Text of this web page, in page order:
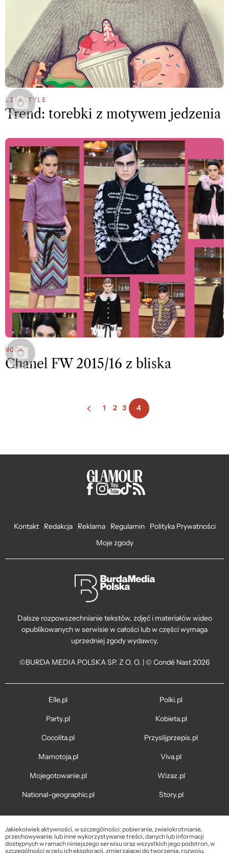
LIFESTYLE
Trend: torebki z motywem jedzenia
MODA
Chanel FW 2015/16 z bliska
1 2 3 4
Kontakt Redakcja Reklama Regulamin
Polityka Prywatności
Moje zgody
Dalsze rozpowszechnianie tekstów, zdjęć i materiałów wideo
opublikowanych w serwisie w całości lub w części wymaga
uprzedniej zgody wydawcy.
©BURDA MEDIA POLSKA SP. Z O. O. | © Condé Nast 2026
Elle.pl
Party.pl
Cocolita.pl
Mamotoja.pl
Mojegotowanie.pl
National-geographic.pl
Polki.pl
Kobieta.pl
Przyslijprzepis.pl
Viva.pl
Wizaz.pl
Story.pl
Jakiekolwiek aktywności, w szczególności: pobieranie, zwielokrotnianie,
przechowywanie, lub inne wykorzystywanie treści, danych lub informacji
dostępnych w ramach niniejszego serwisu oraz wszystkich jego podstron, w
szczególności w celu ich eksploracji, zmierzającej do tworzenia, rozwoju,